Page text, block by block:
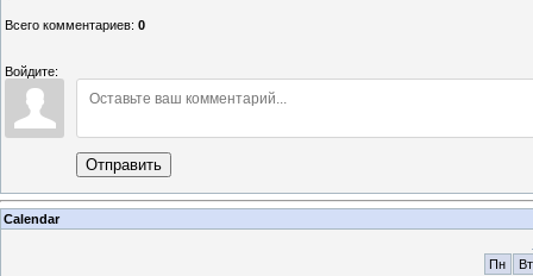
Всего комментариев: 0
Войдите:
Отправить
Calendar
Пн
Вт